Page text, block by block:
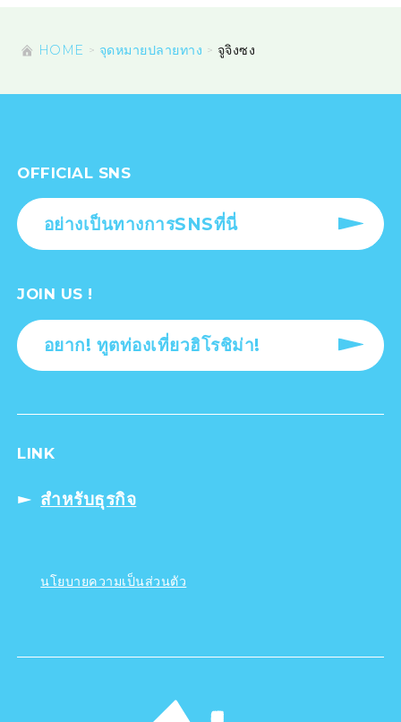
HOME จุดหมายปลายทาง จูจิงซง
OFFICIAL SNS
อย่างเป็นทางการSNSที่นี่
JOIN US !
อยาก! ทูตท่องเที่ยวฮิโรชิม่า!
LINK
สำหรับธุรกิจ
นโยบายความเป็นส่วนตัว